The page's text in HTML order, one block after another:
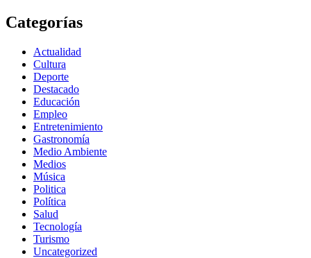
Categorías
Actualidad
Cultura
Deporte
Destacado
Educación
Empleo
Entretenimiento
Gastronomía
Medio Ambiente
Medios
Música
Politica
Política
Salud
Tecnología
Turismo
Uncategorized